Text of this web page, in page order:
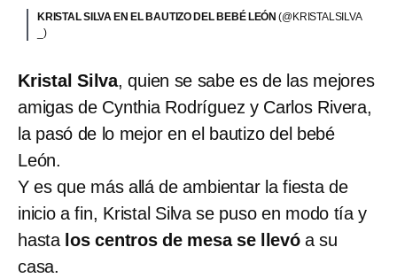
KRISTAL SILVA EN EL BAUTIZO DEL BEBÉ LEÓN(@KRISTALSILVA
_)
Kristal Silva, quien se sabe es de las mejores
amigas de Cynthia Rodríguez y Carlos Rivera,
la pasó de lo mejor en el bautizo del bebé
León.
Y es que más allá de ambientar la fiesta de
inicio a fin, Kristal Silva se puso en modo tía y
hasta los centros de mesa se llevóa su
casa.